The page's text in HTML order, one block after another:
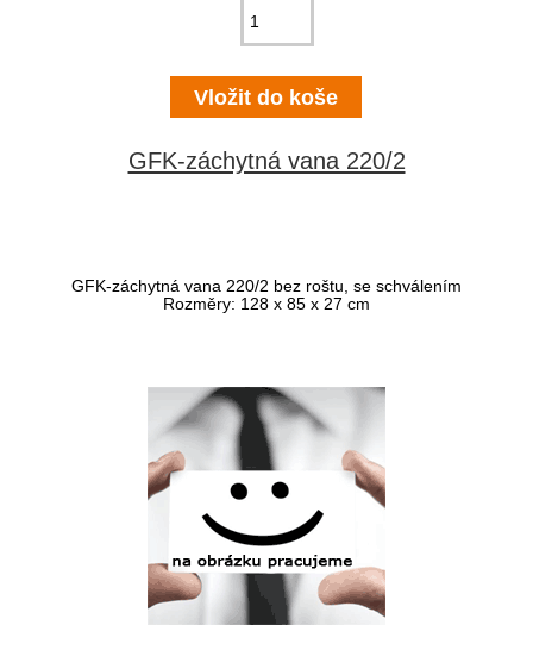
GFK-záchytná vana 220/2
GFK-záchytná vana 220/2 bez roštu, se schválením
Rozměry: 128 x 85 x 27 cm